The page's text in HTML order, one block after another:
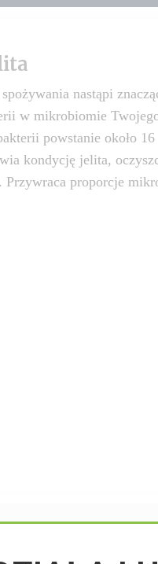
nastąpi
w mikrobiomie
powstanie około 16
kondycję jelita,
Przywraca proporcje